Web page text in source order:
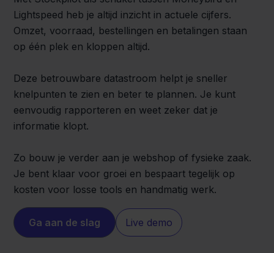
Lightspeed heb je altijd inzicht in actuele cijfers.
Omzet, voorraad, bestellingen en betalingen staan
op één plek en kloppen altijd.
Deze betrouwbare datastroom helpt je sneller
knelpunten te zien en beter te plannen. Je kunt
eenvoudig rapporteren en weet zeker dat je
informatie klopt.
Zo bouw je verder aan je webshop of fysieke zaak.
Je bent klaar voor groei en bespaart tegelijk op
kosten voor losse tools en handmatig werk.
Ga aan de slag Live demo